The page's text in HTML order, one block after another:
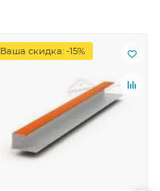
Ваша скидка: -15%